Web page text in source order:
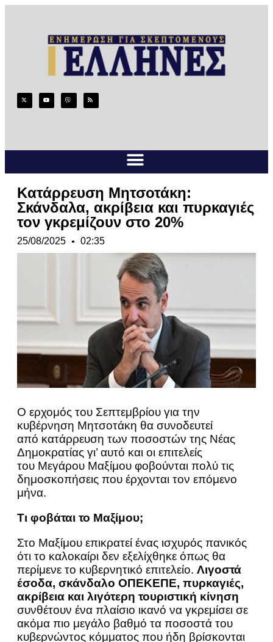
Kατάρρευση Μητσοτάκη:
Σκάνδαλα, ακρίβεια και πυρκαγιές
τον γκρεμίζουν στο 20%
25/08/2025 02:35
O ερχομός του Σεπτεμβρίου για την
κυβέρνηση Μητσοτάκη θα συνοδευτεί
από κατάρρευση των ποσοστών της Νέας
Δημοκρατίας γι’ αυτό και οι επιτελείς
του Μεγάρου Μαξίμου φοβούνται πολύ τις
δημοσκοπήσεις που έρχονται τον επόμενο
μήνα.
Τι φοβάται το Μαξίμου;
Στο Μαξίμου επικρατεί ένας ισχυρός πανικός
ότι το καλοκαίρι δεν εξελίχθηκε όπως θα
περίμενε το κυβερνητικό επιτελείο. Λιγοστά
έσοδα, σκάνδαλο ΟΠΕΚΕΠΕ, πυρκαγιές,
ακρίβεια και λιγότερη τουριστική κίνηση
συνθέτουν ένα πλαίσιο ικανό να γκρεμίσει σε
ακόμα πιο μεγάλο βαθμό τα ποσοστά του
κυβερνώντος κόμματος που ήδη βρίσκονται